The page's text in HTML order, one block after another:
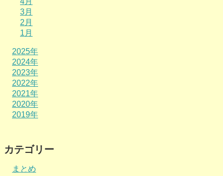
3月
2月
1月
2025年
2024年
2023年
2022年
2021年
2020年
2019年
カテゴリー
まとめ